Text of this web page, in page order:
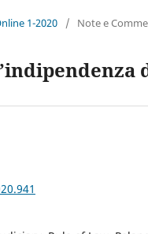
1-2020 / Note e